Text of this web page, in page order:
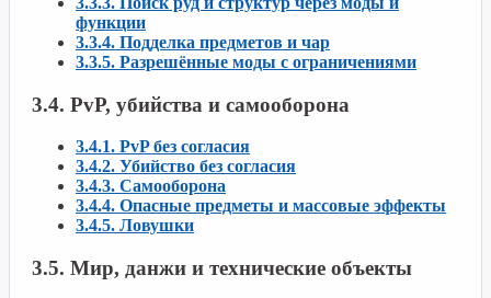
функции
3.3.4. Подделка предметов и чар
3.3.5. Разрешённые моды с ограничениями
3.4. PvP, убийства и самооборона
3.4.1. PvP без согласия
3.4.2. Убийство без согласия
3.4.3. Самооборона
3.4.4. Опасные предметы и массовые эффекты
3.4.5. Ловушки
3.5. Мир, данжи и технические объекты